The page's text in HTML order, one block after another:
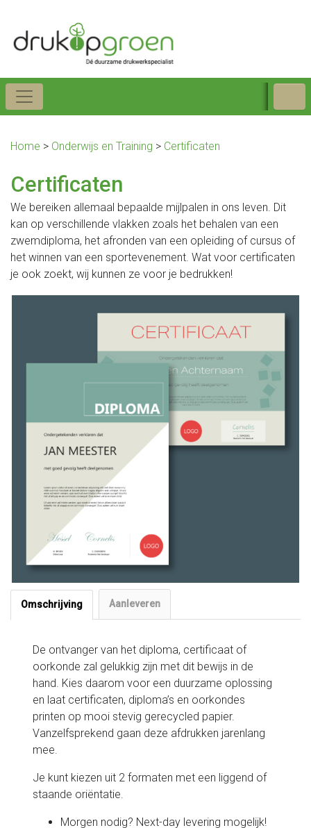
Home > Onderwijs en Training > Certificaten
Certificaten
We bereiken allemaal bepaalde mijlpalen in ons leven. Dit
kan op verschillende vlakken zoals het behalen van een
zwemdiploma, het afronden van een opleiding of cursus of
het winnen van een sportevenement. Wat voor certificaten
je ook zoekt, wij kunnen ze voor je bedrukken!
Omschrijving Aanleveren
De ontvanger van het diploma, certificaat of
oorkonde zal gelukkig zijn met dit bewijs in de
hand. Kies daarom voor een duurzame oplossing
en laat certificaten, diploma’s en oorkondes
printen op mooi stevig gerecycled papier.
Vanzelfsprekend gaan deze afdrukken jarenlang
mee.
Je kunt kiezen uit 2 formaten met een liggend of
staande oriëntatie.
Morgen nodig? Next-day levering mogelijk!